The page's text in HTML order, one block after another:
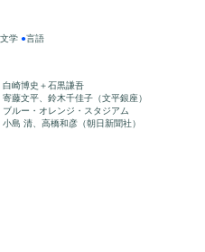
学 ●言語
白崎博史＋石黒謙吾
寄藤文平、鈴木千佳子（文平銀座）
ブルー・オレンジ・スタジアム
小島 清、高橋和彦（朝日新聞社）